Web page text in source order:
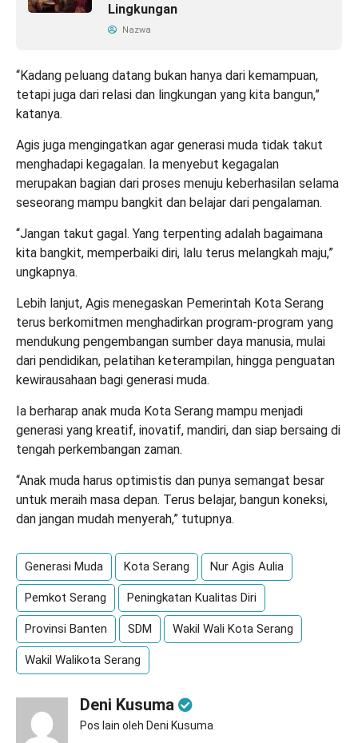
Lingkungan
Nazwa
“Kadang peluang datang bukan hanya dari kemampuan,
tetapi juga dari relasi dan lingkungan yang kita bangun,”
katanya.
Agis juga mengingatkan agar generasi muda tidak takut
menghadapi kegagalan. Ia menyebut kegagalan
merupakan bagian dari proses menuju keberhasilan selama
seseorang mampu bangkit dan belajar dari pengalaman.
“Jangan takut gagal. Yang terpenting adalah bagaimana
kita bangkit, memperbaiki diri, lalu terus melangkah maju,”
ungkapnya.
Lebih lanjut, Agis menegaskan Pemerintah Kota Serang
terus berkomitmen menghadirkan program-program yang
mendukung pengembangan sumber daya manusia, mulai
dari pendidikan, pelatihan keterampilan, hingga penguatan
kewirausahaan bagi generasi muda.
Ia berharap anak muda Kota Serang mampu menjadi
generasi yang kreatif, inovatif, mandiri, dan siap bersaing di
tengah perkembangan zaman.
“Anak muda harus optimistis dan punya semangat besar
untuk meraih masa depan. Terus belajar, bangun koneksi,
dan jangan mudah menyerah,” tutupnya.
Generasi Muda Kota Serang Nur Agis Aulia
Pemkot Serang Peningkatan Kualitas Diri
Provinsi Banten SDM Wakil Wali Kota Serang
Wakil Walikota Serang
Deni Kusuma
Pos lain oleh Deni Kusuma